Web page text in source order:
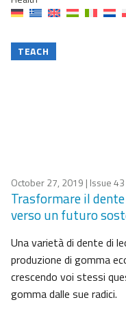
TEACH
October 27, 2019 | Issue 43
Trasformare il
verso un futuro
Una varietà di dente di
produzione di gomma
crescendo voi stessi
gomma dalle sue radici.